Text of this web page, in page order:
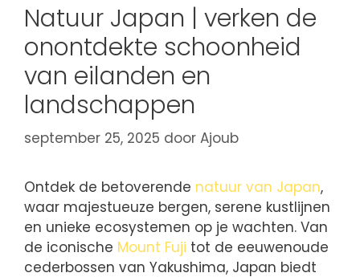
Natuur Japan | verken de
onontdekte schoonheid
van eilanden en
landschappen
september 25, 2025 door Ajoub
Ontdek de betoverende natuur van Japan,
waar majestueuze bergen, serene kustlijnen
en unieke ecosystemen op je wachten. Van
de iconische Mount Fuji tot de eeuwenoude
cederbossen van Yakushima, Japan biedt